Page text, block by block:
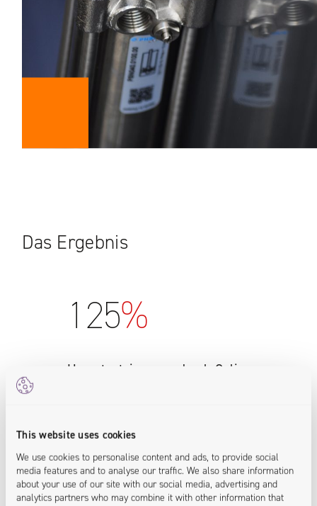
This website uses cookies
We use cookies to personalise content and ads, to provide social
media features and to analyse our traffic. We also share information
about your use of our site with our social media, advertising and
analytics partners who may combine it with other information that
Das Ergebnis
125%
Umsatzsteigerung durch Online-
Das neue System wurde von den
Kunden positiv aufgenommen und
führte zu einer erhöhten Kaufaktivität.
<commerce.transformed>